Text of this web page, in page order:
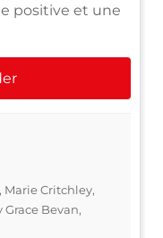
positive et une
Marie Critchley,
Bevan,